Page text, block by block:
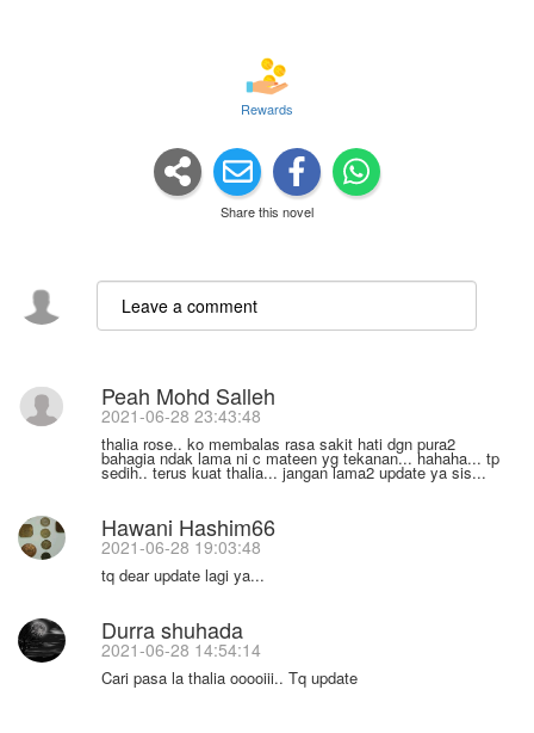
Rewards
Share this novel
Peah Mohd Salleh
2021-06-28 23:43:48
thalia rose.. ko membalas rasa sakit hati dgn pura2
bahagia ndak lama ni c mateen yg tekanan... hahaha... tp
sedih.. terus kuat thalia... jangan lama2 update ya sis...
Hawani Hashim66
2021-06-28 19:03:48
tq dear update lagi ya...
Durra shuhada
2021-06-28 14:54:14
Cari pasa la thalia ooooiii.. Tq update